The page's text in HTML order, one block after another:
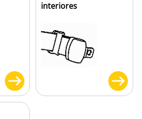
interiores